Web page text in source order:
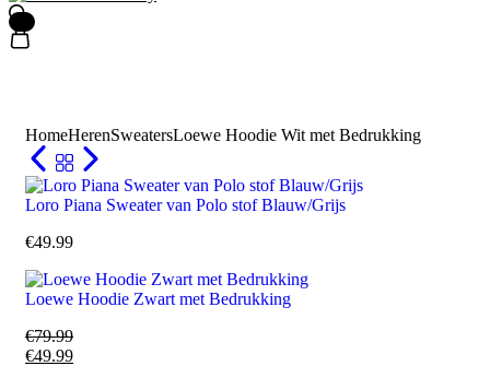
HomeHerenSweatersLoewe Hoodie Wit met Bedrukking
Loro Piana Sweater van Polo stof Blauw/Grijs
€49.99
Loewe Hoodie Zwart met Bedrukking
€79.99
€49.99